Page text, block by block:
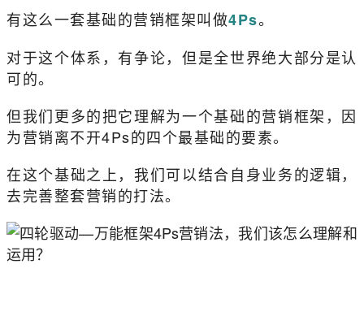
有这么一套基础的营销框架叫做4Ps。
对于这个体系，有争论，但是全世界绝大部分是认
可的。
但我们更多的把它理解为一个基础的营销框架，因
为营销离不开4Ps的四个最基础的要素。
在这个基础之上，我们可以结合自身业务的逻辑，
去完善整套营销的打法。